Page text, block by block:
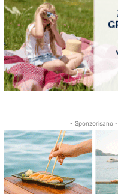
- Sponzorisano -